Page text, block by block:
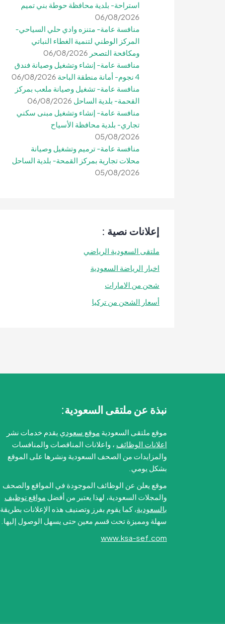
استراحة- بلدية محافظة حوطة بني تميم
06/08/2026
منافسة عامة- متنزه وادي حلي السياحي-
المركز الوطني لتنمية الغطاء النباتي
ومكافحة التصحر 06/08/2026
منافسة عامة- إنشاء وتشغيل وصيانة فندق
4 نجوم- أمانة منطقة الباحة
06/08/2026
منافسة عامة- تشغيل وصيانة ملعب بمركز
القحمة- بلدية الساحل 06/08/2026
منافسة عامة- إنشاء وتشغيل مبنى سكني
تجاري- بلدية محافظة الأسياح
05/08/2026
منافسة عامة- ترميم وتشغيل وصيانة
محلات تجارية بمركز القمحة- بلدية الساحل
05/08/2026
إعلانات نصية :
ملتقى السعودية الرياضي
اخبار الرياضة السعودية
شحن من الامارات
أسعار الشحن من تركيا
نبذة عن ملتقى السعودية:
موقع ملتقى السعودية موقع سعودي يقدم خدمات نشر
اعلانات الوظائف ، واعلانات المناقصات والمنافسات
والمزايدات من الصحف السعودية ونشرها على الموقع
بشكل يومي.
موقع يعلن عن الوظائف الموجودة في المواقع والصحف
والمجلات السعودية، لهذا يعتبر من أفضل مواقع توظيف
بالسعودية، كما يقوم بفرز وتصنيف هذه الإعلانات بطريقة
سهلة ومميزة تحت قسم معين حتى يسهل الوصول إليها.
www.ksa-sef.com